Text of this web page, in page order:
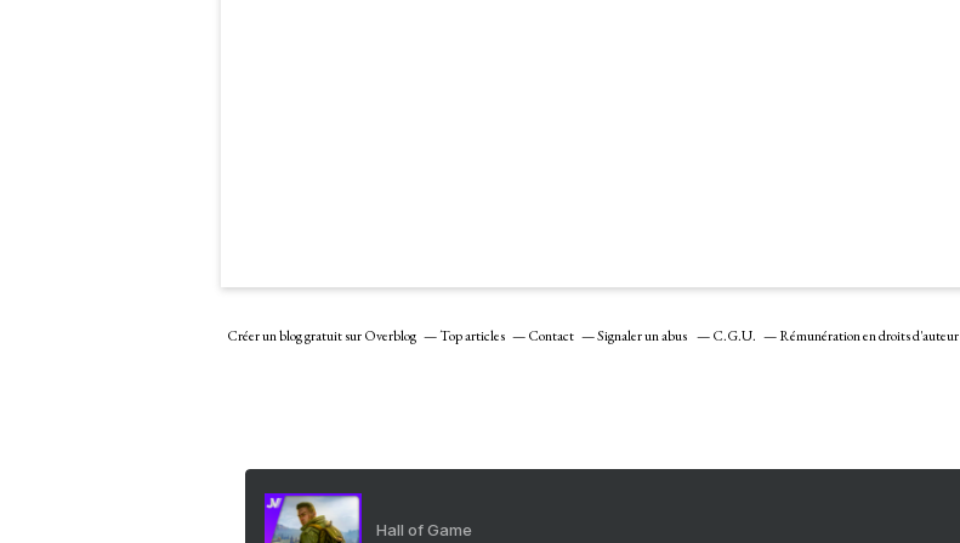
Créer un blog gratuit sur Overblog Top articles Contact Signaler un abus C.G.U. Rémunération en droits d'auteur
Hall of Game